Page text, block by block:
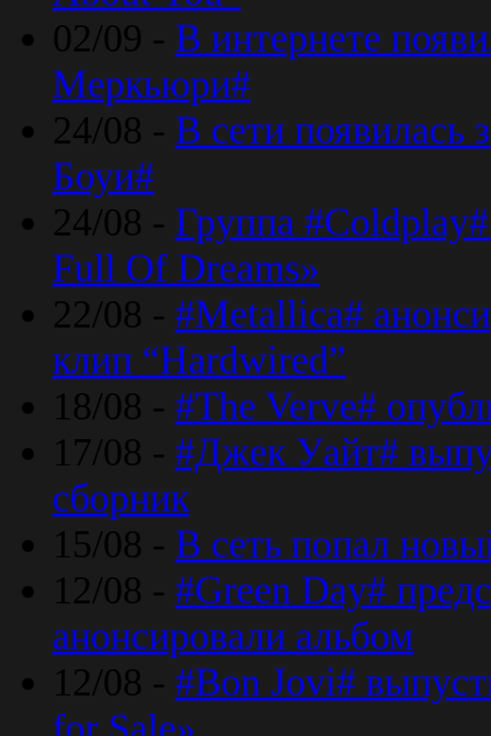
02/09 - В интернете
Меркьюри#
24/08 - В сети появилась
Боуи#
24/08 - Группа
Full Of Dreams»
22/08 - #Metallica#
клип “Hardwired”
18/08 - #The Verve#
17/08 - #Джек Уайт#
сборник
15/08 - В сеть попал
12/08 - #Green Day#
анонсировали альбом
12/08 - #Bon Jovi#